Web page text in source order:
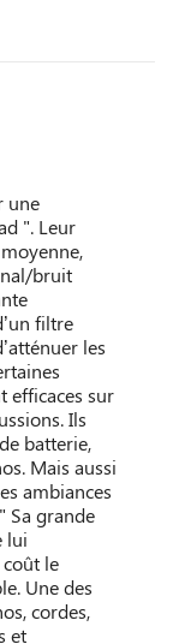
une
". Leur
bruit
filtre
les
efficaces sur
Ils
batterie,
Mais aussi
ambiances
Sa grande
lui
le
Une des
cordes,
et